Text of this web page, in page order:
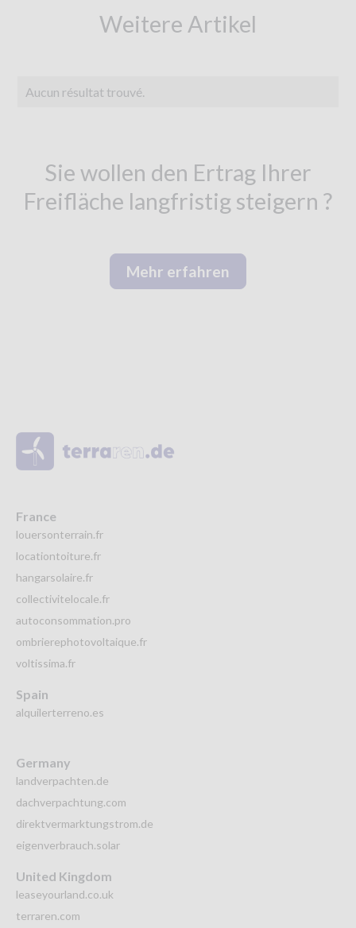
Weitere Artikel
Aucun résultat trouvé.
Sie wollen den Ertrag Ihrer
Freifläche langfristig steigern ?
Mehr erfahren
France
louersonterrain.fr
locationtoiture.fr
hangarsolaire.fr
collectivitelocale.fr
autoconsommation.pro
ombrierephotovoltaique.fr
voltissima.fr
Spain
alquilerterreno.es
Germany
landverpachten.de
dachverpachtung.com
direktvermarktungstrom.de
eigenverbrauch.solar
United Kingdom
leaseyourland.co.uk
terraren.com